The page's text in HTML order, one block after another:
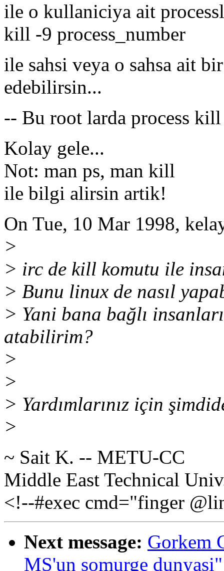
ile o kullaniciya ait
kill -9 process_number
ile sahsi veya o sahsa ait
edebilirsin...
-- Bu root larda process
Kolay gele...
Not: man ps, man kill
ile bilgi alirsin artik!
On Tue, 10 Mar 1998,
>
> irc de kill komutu ile
> Bunu linux de nasıl
> Yani bana bağlı
atabilirim?
>
>
> Yardımlarınız için
>
~ Sait K. -- METU-CC
Middle East Technical
<!--#exec cmd="finger
Next message: Gorkem
MS'un somurge dunyasi"